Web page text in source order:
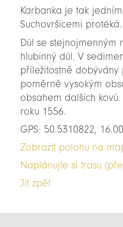
Karbanka je tak
Suchovršicemi protéká.
Důl se stejnojmenným
hlubinný důl. V
příležitostně
poměrně vysokým
obsahem dalších
roku 1556.
GPS: 50.5310822,
Zobrazit polohu na
Naplánujte si trasu
Jít zpět